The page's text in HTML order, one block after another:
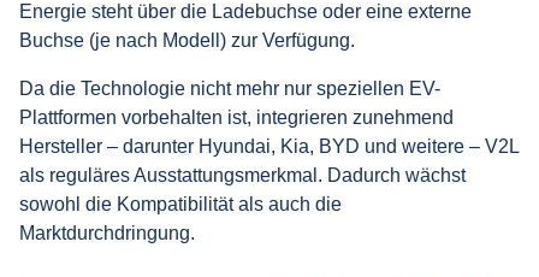
Energie steht über die Ladebuchse oder eine externe
Buchse (je nach Modell) zur Verfügung.
Da die Technologie nicht mehr nur speziellen EV-
Plattformen vorbehalten ist, integrieren zunehmend
Hersteller – darunter Hyundai, Kia, BYD und weitere – V2L
als reguläres Ausstattungsmerkmal. Dadurch wächst
sowohl die Kompatibilität als auch die
Marktdurchdringung.